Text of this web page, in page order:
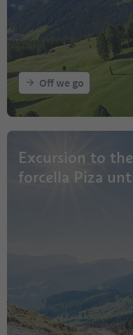
Off we go
Excursion to
forcella Piza